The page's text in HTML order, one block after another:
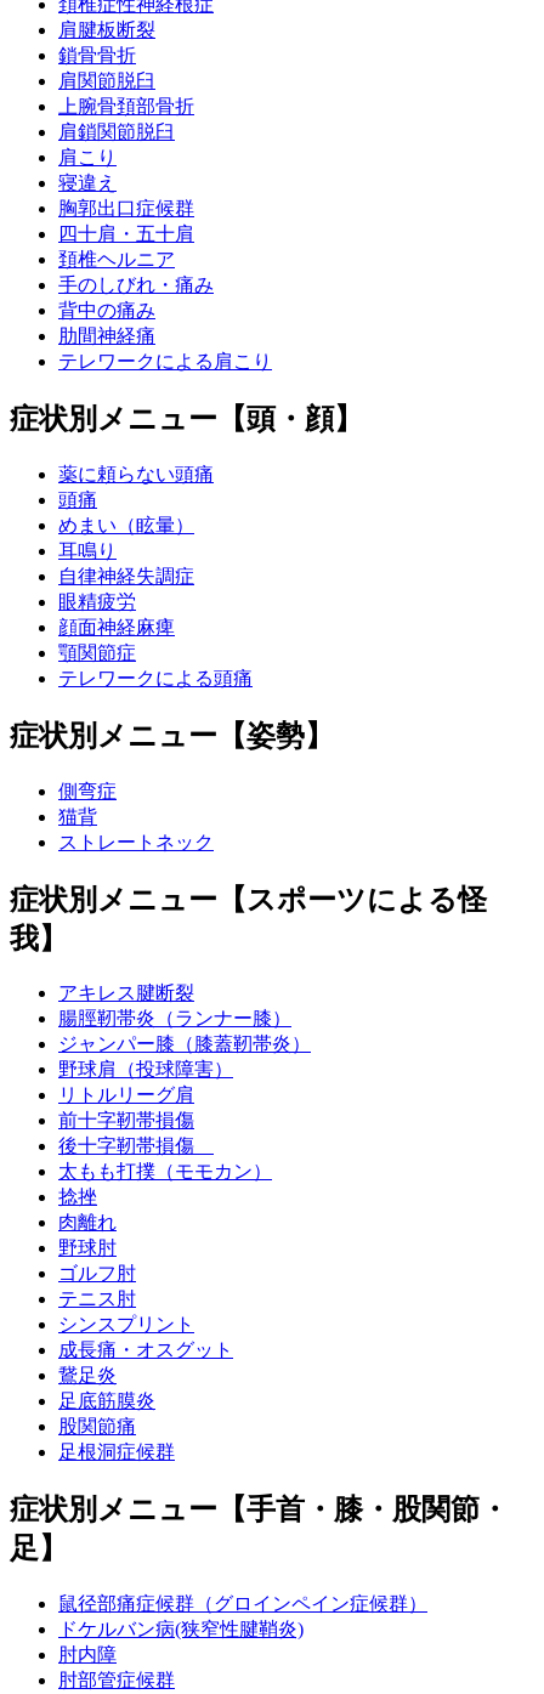
頚椎症性神経根症
肩腱板断裂
鎖骨骨折
肩関節脱臼
上腕骨頚部骨折
肩鎖関節脱臼
肩こり
寝違え
胸郭出口症候群
四十肩・五十肩
頚椎ヘルニア
手のしびれ・痛み
背中の痛み
肋間神経痛
テレワークによる肩こり
症状別メニュー【頭・顔】
薬に頼らない頭痛
頭痛
めまい（眩暈）
耳鳴り
自律神経失調症
眼精疲労
顔面神経麻痺
顎関節症
テレワークによる頭痛
症状別メニュー【姿勢】
側弯症
猫背
ストレートネック
症状別メニュー【スポーツによる怪
我】
アキレス腱断裂
腸脛靭帯炎（ランナー膝）
ジャンパー膝（膝蓋靭帯炎）
野球肩（投球障害）
リトルリーグ肩
前十字靭帯損傷
後十字靭帯損傷
太もも打撲（モモカン）
捻挫
肉離れ
野球肘
ゴルフ肘
テニス肘
シンスプリント
成長痛・オスグット
鵞足炎
足底筋膜炎
股関節痛
足根洞症候群
症状別メニュー【手首・膝・股関節・
足】
鼠径部痛症候群（グロインペイン症候群）
ドケルバン病(狭窄性腱鞘炎)
肘内障
肘部管症候群